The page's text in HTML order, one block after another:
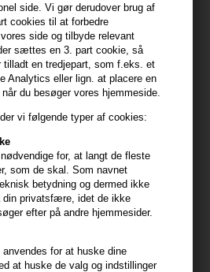
side. Vi gør derudover brug af
cookies til at forbedre
side og tilbyde relevant
sættes en 3. part cookie, så
tilladt en tredjepart, som f.eks. et
Analytics eller lign. at placere en
du besøger vores hjemmeside.
vi følgende typer af cookies:
for, at langt de fleste
som de skal. Som navnet
betydning og dermed ikke
din privatsfære, idet de ikke
efter på andre hjemmesider.
for at huske dine
at huske de valg og indstillinger
der skærmer håret mod solens
formel er rig på antioxidanter og
gør den ideel for miljøbevidste
Spray jævnt over tørt eller fugtigt hår
og forbedret håndterbarhed.
Mist kan anvendes dagligt eller efter
udseende og følelse. Den er perfekt
en hurtig opfrisker gennem dagen.